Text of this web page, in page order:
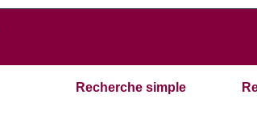
Recherche simple